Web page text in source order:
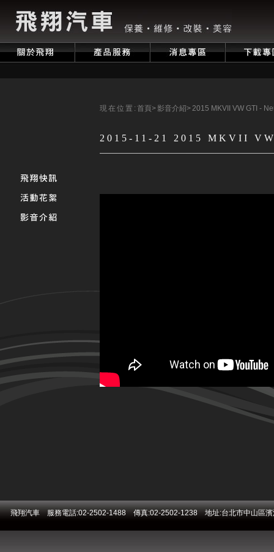
現在位置: 首頁>影音介紹>2015 MKVII VW GTI -
2015-11-21 2015 MKVII
飛翔汽車 服務電話:02-2502-1488 傳真:02-2502-1238 地址:台北市中山區